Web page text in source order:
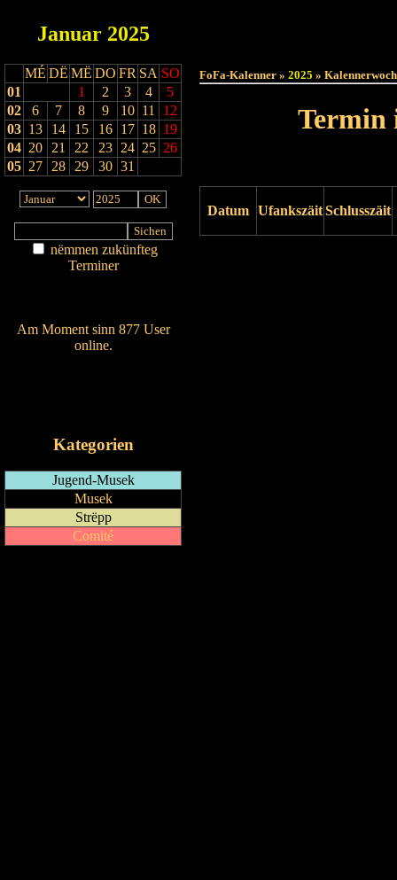
Januar 2025
MÉ DË MË DO FR SA SO
01
1 2 3 4
5
02
6 7 8 9 10 11
12
03 13 14 15 16 17 18 19
04 20 21 22 23 24 25 26
05 27 28 29 30 31
nëmmen zukünfteg
Terminer
Am Moment sinn 877 User
online.
Kategorien
Jugend-Musek
Musek
Strëpp
Comité
FoFa-Kalenner » 2025 »
Termin
Datum UfankszäitSchlusszäit